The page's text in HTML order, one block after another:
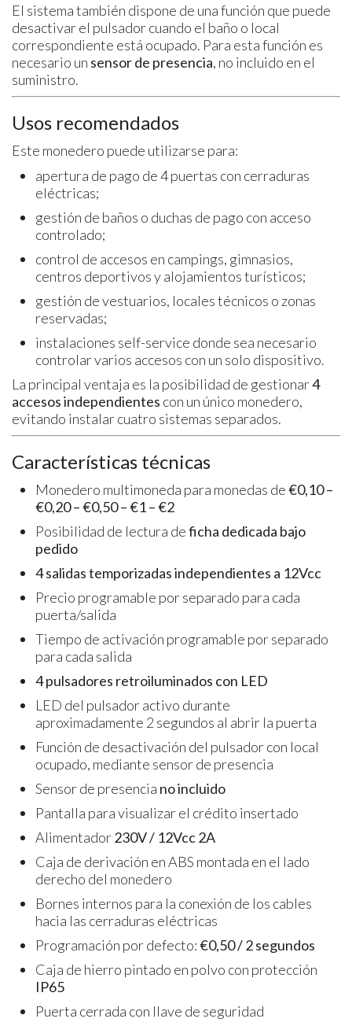
El sistema también dispone de una función que puede
desactivar el pulsador cuando el baño o local
correspondiente está ocupado. Para esta función es
necesario un sensor de presencia, no incluido en el
suministro.
Usos recomendados
Este monedero puede utilizarse para:
apertura de pago de 4 puertas con cerraduras
eléctricas;
gestión de baños o duchas de pago con acceso
controlado;
control de accesos en campings, gimnasios,
centros deportivos y alojamientos turísticos;
gestión de vestuarios, locales técnicos o zonas
reservadas;
instalaciones self-service donde sea necesario
controlar varios accesos con un solo dispositivo.
La principal ventaja es la posibilidad de gestionar4
accesos independientes con un único monedero,
evitando instalar cuatro sistemas separados.
Características técnicas
Monedero multimoneda para monedas de€0,10 –
€0,20 – €0,50 – €1 – €2
Posibilidad de lectura deficha dedicada bajo
pedido
4 salidas temporizadas independientes a 12Vcc
Precio programable por separado para cada
puerta/salida
Tiempo de activación programable por separado
para cada salida
4 pulsadores retroiluminados con LED
LED del pulsador activo durante
aproximadamente 2 segundos al abrir la puerta
Función de desactivación del pulsador con local
ocupado, mediante sensor de presencia
Sensor de presencia no incluido
Pantalla para visualizar el crédito insertado
Alimentador230V / 12Vcc 2A
Caja de derivación en ABS montada en el lado
derecho del monedero
Bornes internos para la conexión de los cables
hacia las cerraduras eléctricas
Programación por defecto:€0,50 / 2 segundos
Caja de hierro pintado en polvo con protección
IP65
Puerta cerrada con llave de seguridad